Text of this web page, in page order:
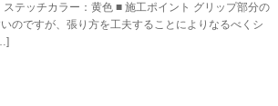
ステッチカラー：黄色 ■ 施工ポイント グリップ部分の
のですが、張り方を工夫することによりなるべくシ